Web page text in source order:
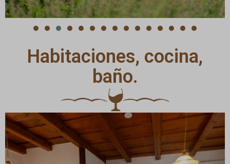
Habitaciones, cocina,
baño.